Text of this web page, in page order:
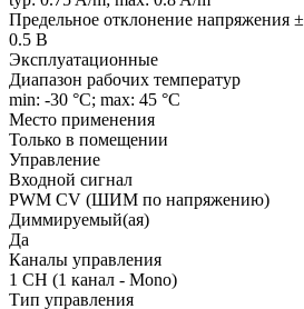
Предельное отклонение напряжения ±
0.5 В
Эксплуатационные
Диапазон рабочих температур
min: -30 °C; max: 45 °C
Место применения
Только в помещении
Управление
Входной сигнал
PWM СV (ШИМ по напряжению)
Диммируемый(ая)
Да
Каналы управления
1 CH (1 канал - Mono)
Тип управления